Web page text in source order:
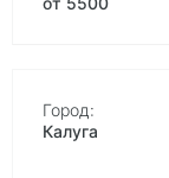
Калуга